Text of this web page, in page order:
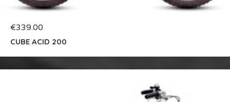
€339.00
CUBE ACID 200